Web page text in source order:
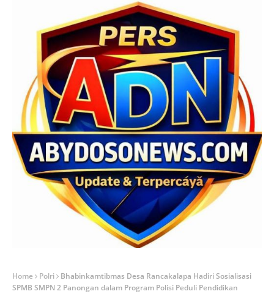
Home Polri
Bhabinkamtibmas Desa Rancakalapa Hadiri Sosialisasi
SPMB SMPN 2 Panongan dalam Program Polisi Peduli Pendidikan